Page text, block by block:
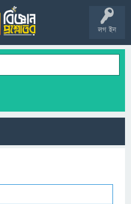
লগ ইন